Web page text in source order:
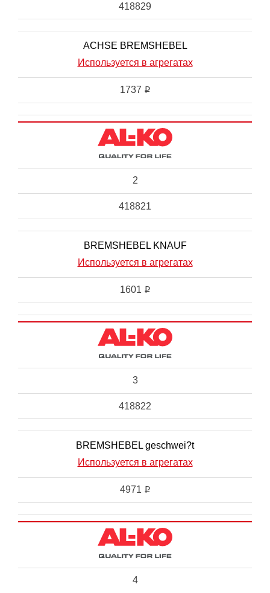
418829
ACHSE BREMSHEBEL
Используется в агрегатах
1737 i
2
418821
BREMSHEBEL KNAUF
Используется в агрегатах
1601 i
3
418822
BREMSHEBEL geschwei?t
Используется в агрегатах
4971 i
4